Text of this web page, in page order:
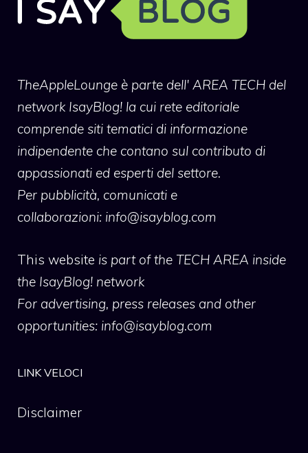
TheAppleLounge è parte dell' AREA TECH del
network IsayBlog! la cui rete editoriale
comprende siti tematici di informazione
indipendente che contano sul contributo di
appassionati ed esperti del settore.
Per pubblicità, comunicati e
collaborazioni: info@isayblog.com
This website is part of the TECH AREA inside
the IsayBlog! network
For advertising, press releases and other
opportunities: info@isayblog.com
LINK VELOCI
Disclaimer